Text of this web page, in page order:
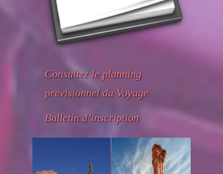
Consultez le planning
prévisionnel du Voyage
Bulletin d’inscription